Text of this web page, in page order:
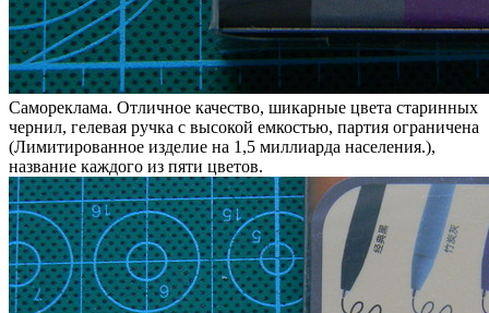
Самореклама. Отличное качество, шикарные цвета старинных
чернил, гелевая ручка с высокой емкостью, партия ограничена
(Лимитированное изделие на 1,5 миллиарда населения.),
название каждого из пяти цветов.